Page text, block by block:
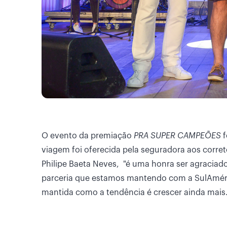
O evento da premiação PRA SUPER CAMPEÕES
viagem foi oferecida pela seguradora aos
Philipe Baeta Neves, "é uma honra ser
parceria que estamos mantendo com a
mantida como a tendência é crescer ainda